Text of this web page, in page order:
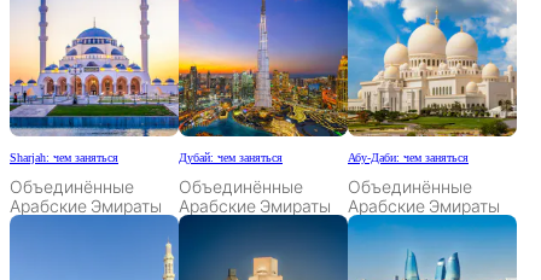
Sharjah: чем заняться
Объединённые
Арабские Эмираты
Дубай: чем заняться
Объединённые
Арабские Эмираты
Абу-Даби: чем заняться
Объединённые
Арабские Эмираты